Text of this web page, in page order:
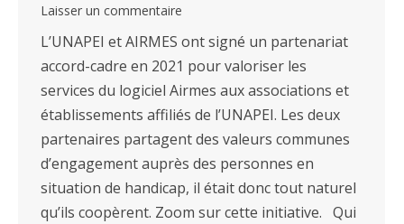
Laisser un commentaire
L’UNAPEI et AIRMES ont signé un partenariat
accord-cadre en 2021 pour valoriser les
services du logiciel Airmes aux associations et
établissements affiliés de l’UNAPEI. Les deux
partenaires partagent des valeurs communes
d’engagement auprès des personnes en
situation de handicap, il était donc tout naturel
qu’ils coopèrent. Zoom sur cette initiative. Qui